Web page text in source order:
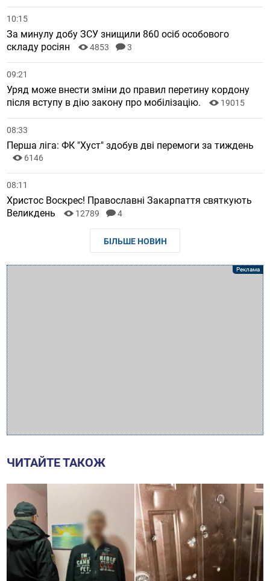
10:15
За минулу добу ЗСУ знищили 860 осіб особового
складу росіян
4853 3
09:21
Уряд може внести зміни до правил перетину кордону
після вступу в дію закону про мобілізацію.
19015
08:33
Перша ліга: ФК "Хуст" здобув дві перемоги за тиждень
6146
08:11
Христос Воскрес! Православні Закарпаття святкують
Великдень
12789 4
БІЛЬШЕ НОВИН
ЧИТАЙТЕ ТАКОЖ